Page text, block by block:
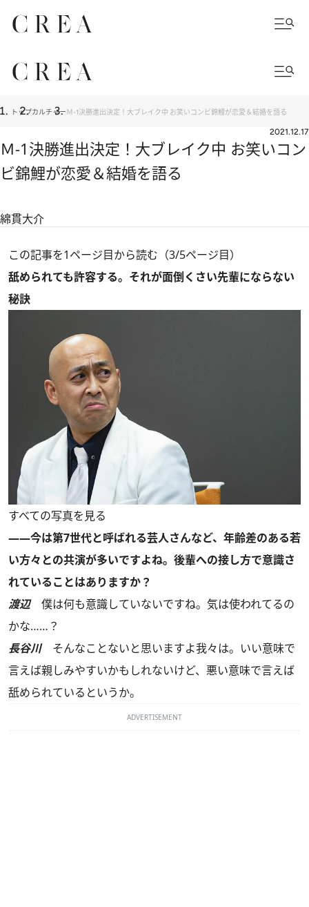
トップカルチャーＭ-1決勝進出決定！大ブレイク中 お笑いコンビ錦鯉が恋愛＆結婚を語る
2021.12.17
Ｍ-1決勝進出決定！大ブレイク中 お笑いコン
ビ錦鯉が恋愛＆結婚を語る
綿貫大介
この記事を1ページ目から読む（3/5ページ目）
舐められても許容する。それが面倒くさい先輩にならない
秘訣
すべての写真を見る
――今は第7世代と呼ばれる芸人さんなど、年齢差のある若
い方々との共演が多いですよね。後輩への接し方で意識さ
れていることはありますか？
渡辺僕は何も意識していないですね。気は使われてるの
かな……？
長谷川そんなことないと思いますよ我々は。いい意味で
言えば親しみやすいかもしれないけど、悪い意味で言えば
舐められているというか。
ADVERTISEMENT